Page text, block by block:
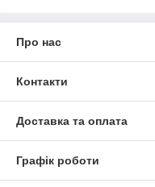
Про нас
Контакти
Доставка та оплата
Графік роботи